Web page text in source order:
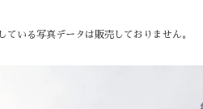
ている写真データは販売しておりません。